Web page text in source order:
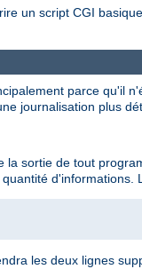
un script CGI
parce qu'il
journalisation plus
sortie de tout
les deux lignes